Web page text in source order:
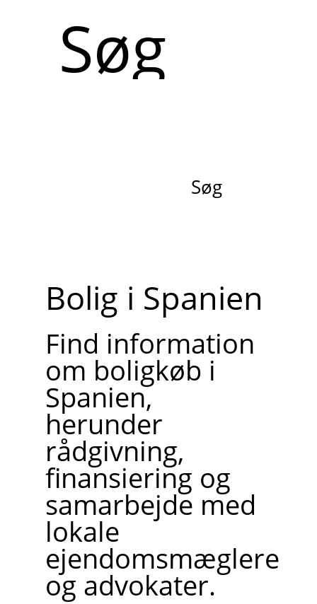
Søg
Bolig i Spanien
Find information
om boligkøb i
Spanien,
herunder
rådgivning,
finansiering og
samarbejde med
lokale
ejendomsmæglere
og advokater.